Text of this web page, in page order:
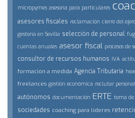
micropymes asesoría para particulares
asesores fiscales reclamación cierre del
gestoría en Sevilla selección de personal
cuentas anuales asesor fiscal procesos de
consultor de recursos humanos IVA
formación a medida Agencia Tributaria
freelances gestión económica reclutar personal
autónomos documentación ERTE toma de
sociedades coaching para líderes